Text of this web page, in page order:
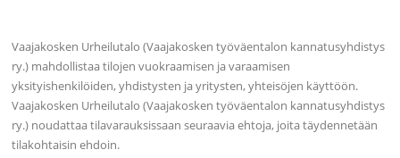
Vaajakosken Urheilutalo (Vaajakosken työväentalon kannatusyhdistys
ry.) mahdollistaa tilojen vuokraamisen ja varaamisen
yksityishenkilöiden, yhdistysten ja yritysten, yhteisöjen käyttöön.
Vaajakosken Urheilutalo (Vaajakosken työväentalon kannatusyhdistys
ry.) noudattaa tilavarauksissaan seuraavia ehtoja, joita täydennetään
tilakohtaisin ehdoin.